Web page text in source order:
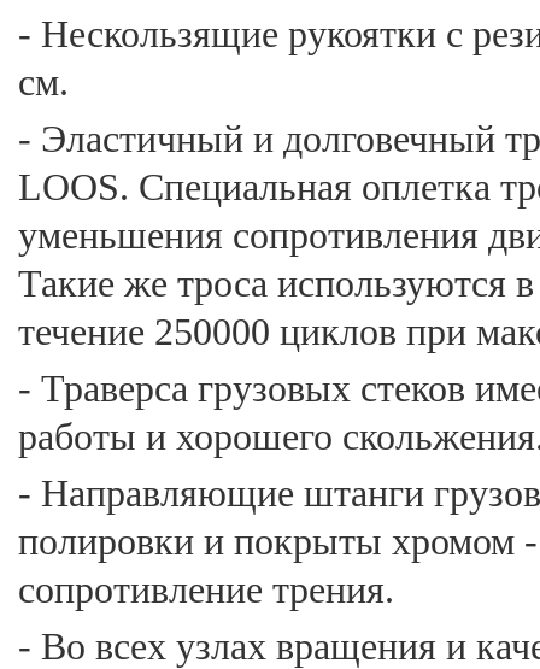
- Нескользящие рукоятки с
см.
- Эластичный и долговечный
LOOS. Специальная оплетка
уменьшения сопротивления
Такие же троса используются
течение 250000 циклов при
- Траверса грузовых стеков
работы и хорошего
- Направляющие штанги
полировки и покрыты хромом
сопротивление трения.
- Во всех узлах вращения и